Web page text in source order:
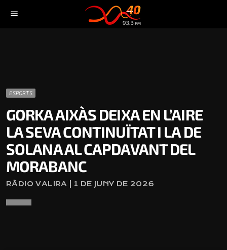
menu
ESPORTS
GORKA AIXÀS DEIXA EN L’AIRE
LA SEVA CONTINUÏTAT I LA DE
SOLANA AL CAPDAVANT DEL
MORABANC
RÀDIO VALIRA | 1 DE JUNY DE 2026